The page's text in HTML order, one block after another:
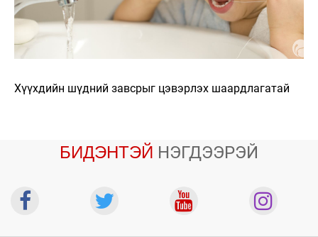
Хүүхдийн шүдний завсрыг цэвэрлэх шаардлагатай
БИДЭНТЭЙ НЭГДЭЭРЭЙ